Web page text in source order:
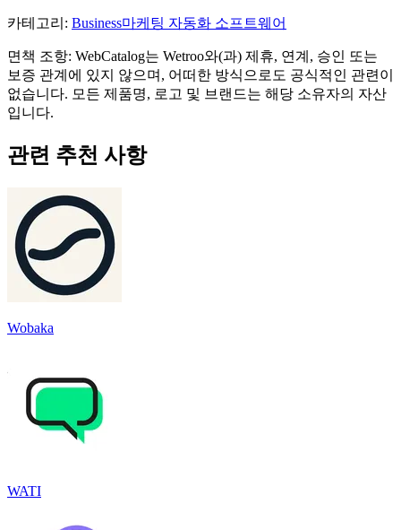
카테고리 : Business마케팅 자동화 소프트웨어
면책 조항: WebCatalog는 Wetroo와(과) 제휴, 연계, 승인 또는
보증 관계에 있지 않으며, 어떠한 방식으로도 공식적인 관련이
없습니다. 모든 제품명, 로고 및 브랜드는 해당 소유자의 자산
입니다.
관련 추천 사항
Wobaka
WATI